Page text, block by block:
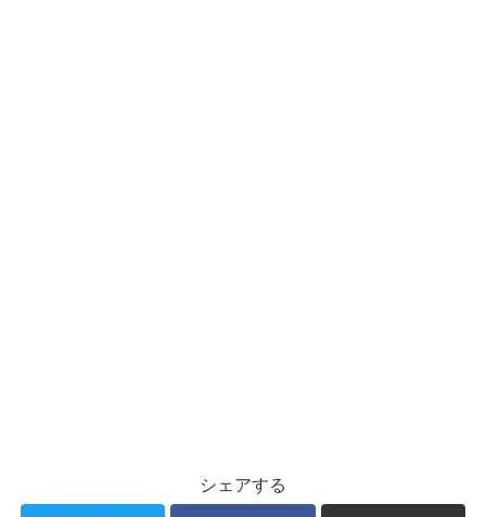
シェアする